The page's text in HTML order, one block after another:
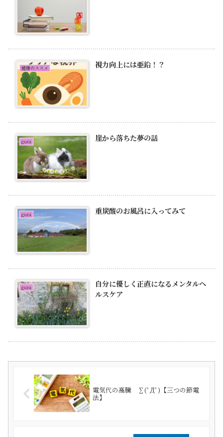
健康のススメ 視力向上には亜鉛！？
gura 崖から落ちた夢の話
gura 重炭酸のお風呂に入ってみて
gura
自分に優しく正直になるメンタルヘ
ルスケア
電気代の高騰 ∑(ﾟДﾟ)【三つの節電
法】